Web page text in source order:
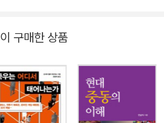
께 시작된다. 2021년 1월, 선거 패배
은 국회의사당을 점거했고 트럼프는
려했다. 이는 21세기 미국 정치사에서
구매한 상품